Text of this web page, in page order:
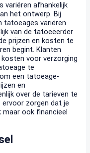
variëren afhankelijk
het ontwerp. Bij
tatoeages variëren
van de tatoeëerder
prijzen en kosten te
begint. Klanten
voor verzorging
te
een tatoeage-
en
over de tarieven te
ervoor zorgen dat je
ook financieel